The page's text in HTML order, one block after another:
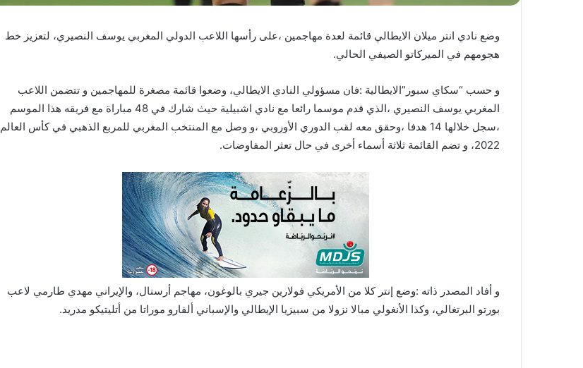
وضع نادي انتر ميلان الايطالي قائمة لعدة مهاجمين ،على رأسها اللاعب الدولي المغربي يوسف النصيري، لتعزيز خط
هجومهم في الميركاتو الصيفي الحالي.
و حسب “سكاي سبور”الايطالية :فان مسؤولي النادي الايطالي، وضعوا قائمة مصغرة للمهاجمين و تتضمن اللاعب
المغربي يوسف النصيري ،الذي قدم موسما رائعا مع نادي اشبيلية حيث شارك في 48 مباراة مع فريقه هذا الموسم
،سجل خلالها 14 هدفا ،وحقق معه لقب الدوري الأوروبي ،و وصل مع المنتخب المغربي للمربع الذهبي في كأس العالم
2022، و تضم القائمة ثلاثة أسماء أخرى في حال تعثر المفاوضات.
و أفاد المصدر ذاته :وضع إنتر كلا من الأمريكي فولارين جيري بالوغون، مهاجم أرسنال، والإيراني مهدي طارمي لاعب
بورتو البرتغالي، وكذا الأنغولي مبالا نزولا من سبيزيا الإيطالي والإسباني ألفارو موراتا من أتليتيكو مدريد.